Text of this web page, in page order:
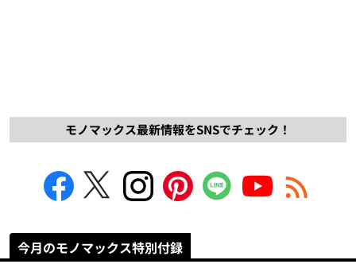
モノマックス最新情報をSNSでチェック！
今月のモノマックス特別付録